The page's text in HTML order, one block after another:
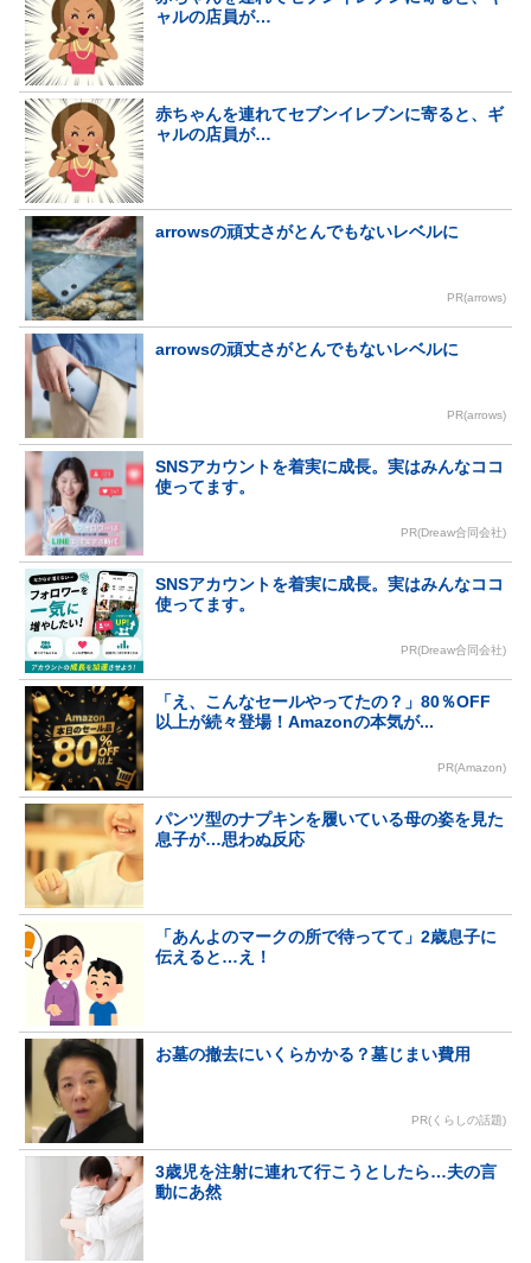
ャルの店員が…
赤ちゃんを連れてセブンイレブンに寄ると、ギ
ャルの店員が…
arrowsの頑丈さがとんでもないレベルに
PR(arrows)
arrowsの頑丈さがとんでもないレベルに
PR(arrows)
SNSアカウントを着実に成長。実はみんなココ
使ってます。
PR(Dreaw合同会社)
SNSアカウントを着実に成長。実はみんなココ
使ってます。
PR(Dreaw合同会社)
「え、こんなセールやってたの？」80％OFF
以上が続々登場！Amazonの本気が...
PR(Amazon)
パンツ型のナプキンを履いている母の姿を見た
息子が…思わぬ反応
「あんよのマークの所で待ってて」2歳息子に
伝えると…え！
お墓の撤去にいくらかかる？墓じまい費用
PR(くらしの話題)
3歳児を注射に連れて行こうとしたら…夫の言
動にあ然